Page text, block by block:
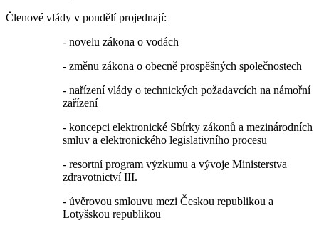
Členové vlády v pondělí projednají:
- novelu zákona o vodách
- změnu zákona o obecně prospěšných společnostech
- nařízení vlády o technických požadavcích na námořní
zařízení
- koncepci elektronické Sbírky zákonů a mezinárodních
smluv a elektronického legislativního procesu
- resortní program výzkumu a vývoje Ministerstva
zdravotnictví III.
- úvěrovou smlouvu mezi Českou republikou a
Lotyšskou republikou